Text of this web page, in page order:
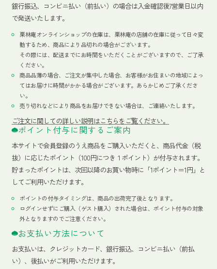
銀行振込、コンビニ払い（前払い）の場合は入金確認後7営業日以内
で発送いたします。
栗林庵オンラインショップの在庫は、栗林庵の店舗の在庫に従って日々変
動するため、商品により品切れの場合がございます。
その際には、配送までにお時間をいただくことがございますので、ご了承
ください。
商品品薄の場合、ご注文が集中した場合、お客様がお住まいの地域によっ
てはお届けに時間がかかる場合がございます。あらかじめご了承くださ
い。
売り切れなどにより商品をお届けできない場合は、ご連絡いたします。
ご注文に関しての詳しい説明はこちらをご覧ください。
ポイント付与に関するご案内
本サイトで会員登録のうえ商品をご購入いただくと、商品代金（税
抜）に応じたポイント（100円につき１ポイント）が付与されます。
貯まったポイントは、次回以降のお買い物時に「1ポイント＝1円」と
してご利用いただけます。
ポイントの付与タイミングは、商品の出荷完了後となります。
ログインせずにご購入（ゲスト購入）された場合は、ポイント付与の対象
外となりますのでご注意ください。
お支払い方法について
お支払いは、クレジットカード、銀行振込、コンビニ払い（前払
い）、後払いがご利用いただけます。